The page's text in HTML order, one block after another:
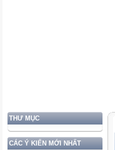
THƯ MỤC
CÁC Ý KIẾN MỚI NHẤT